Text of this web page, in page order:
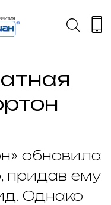
обновила
придав ему
Однако